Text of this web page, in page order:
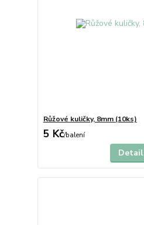
Růžové kuličky, 8mm (10ks)
5 Kč/balení
Detail